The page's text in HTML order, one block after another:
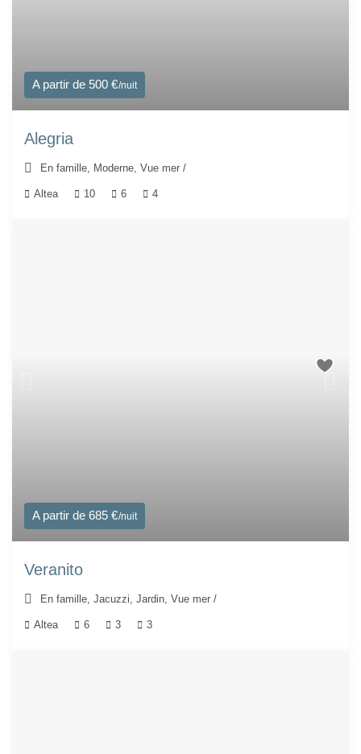
A partir de 500 €/nuit
Alegria
En famille, Moderne,Vue mer /
Altea 10 6 4
A partir de 685 €/nuit
Veranito
En famille,Jacuzzi,Jardin,Vue mer /
Altea 6 3 3